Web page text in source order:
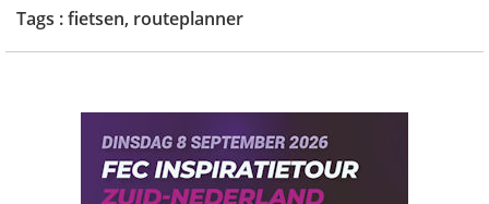
Tags :fietsen, routeplanner